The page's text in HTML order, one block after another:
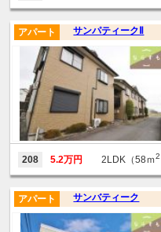
サンパティークⅡ
アパート
208 5.2万円 2LDK（58ｍ2
サンバティーク
アパート